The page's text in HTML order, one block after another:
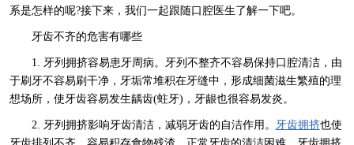
系是怎样的呢?接下来，我们一起跟随口腔医生了解一下吧。
牙齿不齐的危害有哪些
1. 牙列拥挤容易患牙周病。牙列不整齐不容易保持口腔清洁，由
于刷牙不容易刷干净，牙垢常堆积在牙缝中，形成细菌滋生繁殖的理
想场所，使牙齿容易发生龋齿(蛀牙)，牙龈也很容易发炎。
2. 牙列拥挤影响牙齿清洁，减弱牙齿的自洁作用。 牙齿拥挤也使